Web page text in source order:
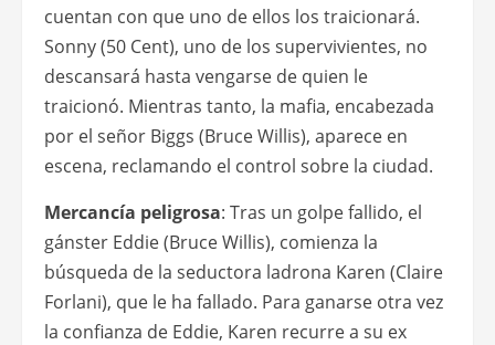
cuentan con que uno de ellos los traicionará.
Sonny (50 Cent), uno de los supervivientes, no
descansará hasta vengarse de quien le
traicionó. Mientras tanto, la mafia, encabezada
por el señor Biggs (Bruce Willis), aparece en
escena, reclamando el control sobre la ciudad.
Mercancía peligrosa: Tras un golpe fallido, el
gánster Eddie (Bruce Willis), comienza la
búsqueda de la seductora ladrona Karen (Claire
Forlani), que le ha fallado. Para ganarse otra vez
la confianza de Eddie, Karen recurre a su ex